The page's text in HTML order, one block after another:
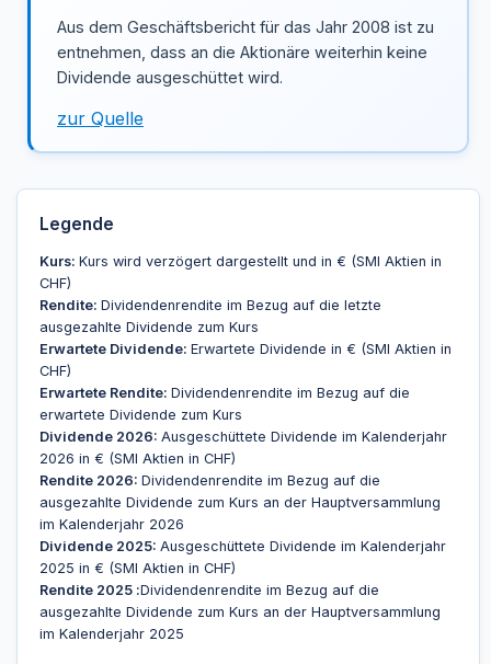
Aus dem Geschäftsbericht für das Jahr 2008 ist zu
entnehmen, dass an die Aktionäre weiterhin keine
Dividende ausgeschüttet wird.
zur Quelle
Legende
Kurs: Kurs wird verzögert dargestellt und in € (SMI Aktien in
CHF)
Rendite: Dividendenrendite im Bezug auf die letzte
ausgezahlte Dividende zum Kurs
Erwartete Dividende: Erwartete Dividende in € (SMI Aktien in
CHF)
Erwartete Rendite: Dividendenrendite im Bezug auf die
erwartete Dividende zum Kurs
Dividende 2026: Ausgeschüttete Dividende im Kalenderjahr
2026 in € (SMI Aktien in CHF)
Rendite 2026: Dividendenrendite im Bezug auf die
ausgezahlte Dividende zum Kurs an der Hauptversammlung
im Kalenderjahr 2026
Dividende 2025: Ausgeschüttete Dividende im Kalenderjahr
2025 in € (SMI Aktien in CHF)
Rendite 2025 :Dividendenrendite im Bezug auf die
ausgezahlte Dividende zum Kurs an der Hauptversammlung
im Kalenderjahr 2025